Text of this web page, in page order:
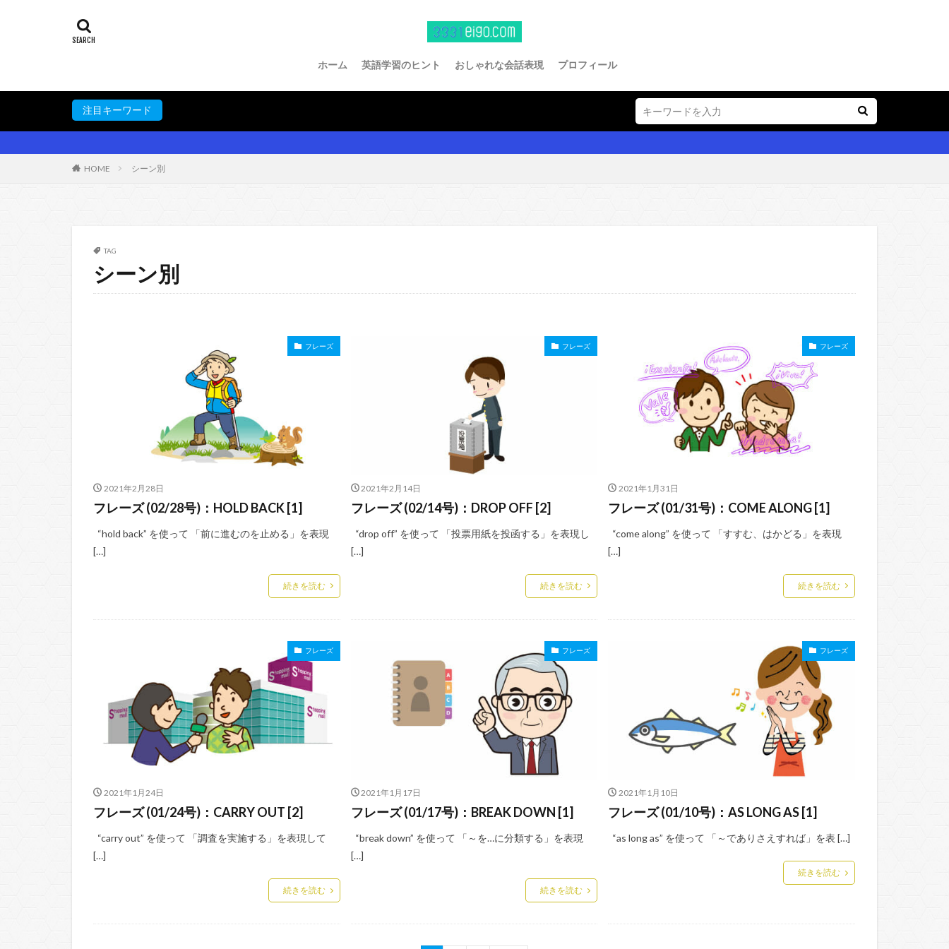
ホーム 英語学習のヒント おしゃれな会話表現 プロフィール
注目キーワード
HOME シーン別
TAG
シーン別
フレーズ
2021年2月28日
フレーズ (02/28号)：HOLD BACK [1]
“hold back” を使って 「前に進むのを止める」を表現
[…]
続きを読む
フレーズ
2021年2月14日
フレーズ (02/14号)：DROP OFF [2]
“drop off” を使って 「投票用紙を投函する」を表現し
[…]
続きを読む
フレーズ
2021年1月31日
フレーズ (01/31号)：COME ALONG [1]
“come along” を使って 「すすむ、はかどる」を表現
[…]
続きを読む
フレーズ
2021年1月24日
フレーズ (01/24号)：CARRY OUT [2]
“carry out” を使って 「調査を実施する」を表現して
[…]
続きを読む
フレーズ
2021年1月17日
フレーズ (01/17号)：BREAK DOWN [1]
“break down” を使って 「～を…に分類する」を表現
[…]
続きを読む
フレーズ
2021年1月10日
フレーズ (01/10号)：AS LONG AS [1]
“as long as” を使って 「～でありさえすれば」を表 […]
続きを読む